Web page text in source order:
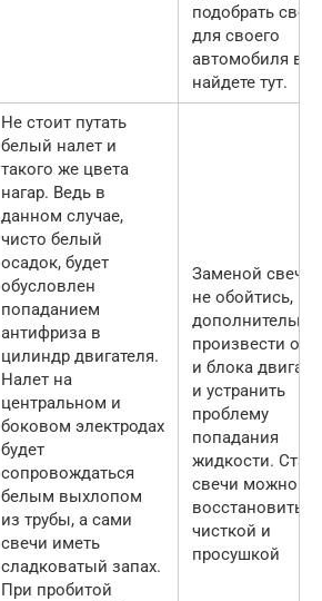
подобрать
для своего
автомобиля вы
найдете тут.
Не стоит путать
белый налет и
такого же цвета
нагар. Ведь в
данном случае,
чисто белый
осадок, будет
обусловлен
попаданием
антифриза в
цилиндр двигателя.
Налет на
центральном и
боковом электродах
будет
сопровождаться
белым выхлопом
из трубы, а сами
свечи иметь
сладковатый запах.
При пробитой
Заменой свечи
не обойтись,
дополнительно
произвести
и блока
и устранить
проблему
попадания
жидкости.
свечи можно
восстановить
чисткой и
просушкой